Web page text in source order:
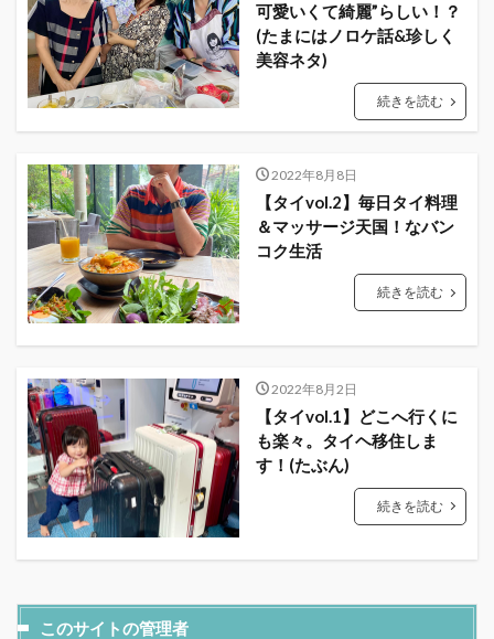
可愛いくて綺麗”らしい！？
(たまにはノロケ話&珍しく
美容ネタ)
続きを読む
2022年8月8日
【タイvol.2】毎日タイ料理
＆マッサージ天国！なバン
コク生活
続きを読む
2022年8月2日
【タイvol.1】どこへ行くに
も楽々。タイヘ移住しま
す！(たぶん)
続きを読む
このサイトの管理者